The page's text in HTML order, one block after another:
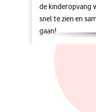
de kinderopvang
snel te zien en
gaan!